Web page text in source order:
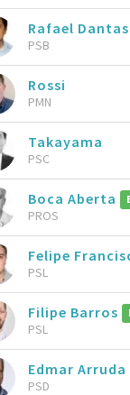
Rafael Dantas
PSB
Rossi
PMN
Takayama
PSC
Boca Aberta
PROS
Felipe
PSL
Filipe Barros
PSL
Edmar Arruda
PSD